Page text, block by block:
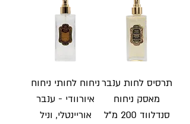
תרסיס לחות ענבר
מאסק ניחוח
סנדלווד 200 מ"ל
ניחוח לחותי ניחוח
איורוודי - ענבר
אוריינטלי, וניל